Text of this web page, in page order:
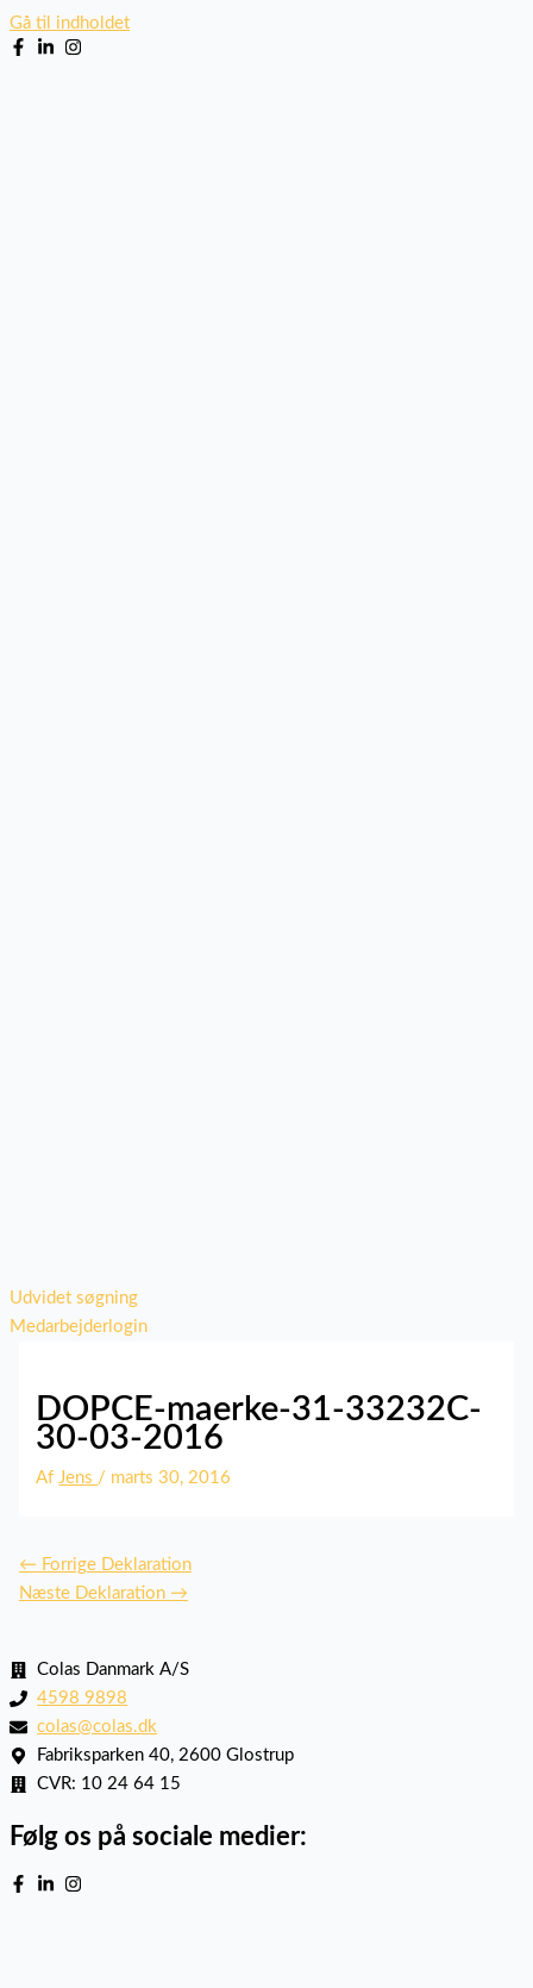
Gå til indholdet
Udvidet søgning
Medarbejderlogin
DOPCE-maerke-31-33232C-
30-03-2016
Af Jens / marts 30, 2016
← Forrige Deklaration
Næste Deklaration →
Colas Danmark A/S
4598 9898
colas@colas.dk
Fabriksparken 40, 2600 Glostrup
CVR: 10 24 64 15
Følg os på sociale medier: